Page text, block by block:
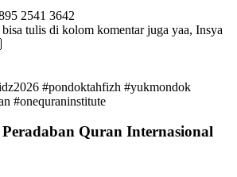
2541 3642
tulis di kolom komentar juga yaa, Insya
#pondoktahfizh #yukmondok
#onequraninstitute
Quran Internasional